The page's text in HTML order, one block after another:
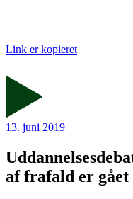
Link er kopieret
13. juni 2019
af frafald er